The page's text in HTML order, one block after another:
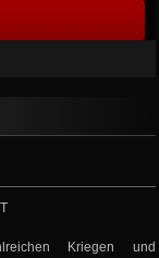
Kriegen und